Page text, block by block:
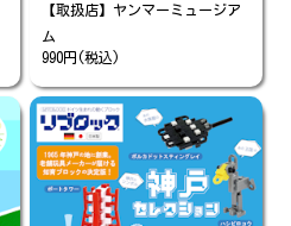
【取扱店】ヤンマーミュージア
ム
990円(税込)